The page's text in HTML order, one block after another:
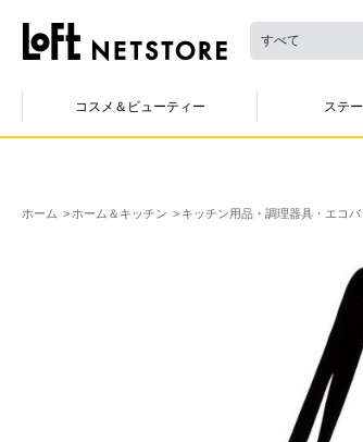
すべて
コスメ＆ビューティー ステ
ホーム ホーム＆キッチン キッチン用品・調理器具・エコ